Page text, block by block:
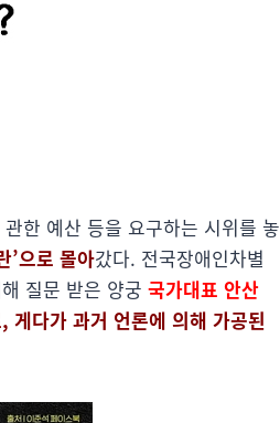
한 예산 등을 요구하는 시위를 놓
’으로 몰아갔다. 전국장애인차별
질문 받은 양궁 국가대표 안산
게다가 과거 언론에 의해 가공된